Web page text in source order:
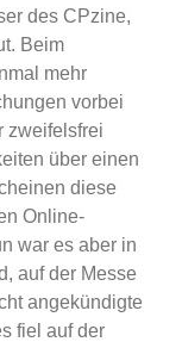
des CPzine,
Beim
mehr
vorbei
zweifelsfrei
über einen
diese
Online-
war es aber in
auf der Messe
angekündigte
fiel auf der